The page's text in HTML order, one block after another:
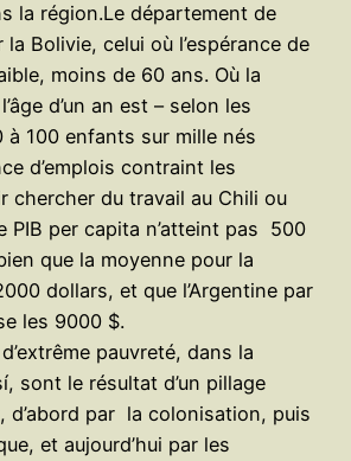
la région.Le département de
Bolivie, celui où l’espérance de
moins de 60 ans. Où la
d’un an est – selon les
à 100 enfants sur mille nés
d’emplois contraint les
chercher du travail au Chili ou
PIB per capita n’atteint pas 500
que la moyenne pour la
dollars, et que l’Argentine par
les 9000 $.
pauvreté, dans la
sont le résultat d’un pillage
d’abord par la colonisation, puis
et aujourd’hui par les